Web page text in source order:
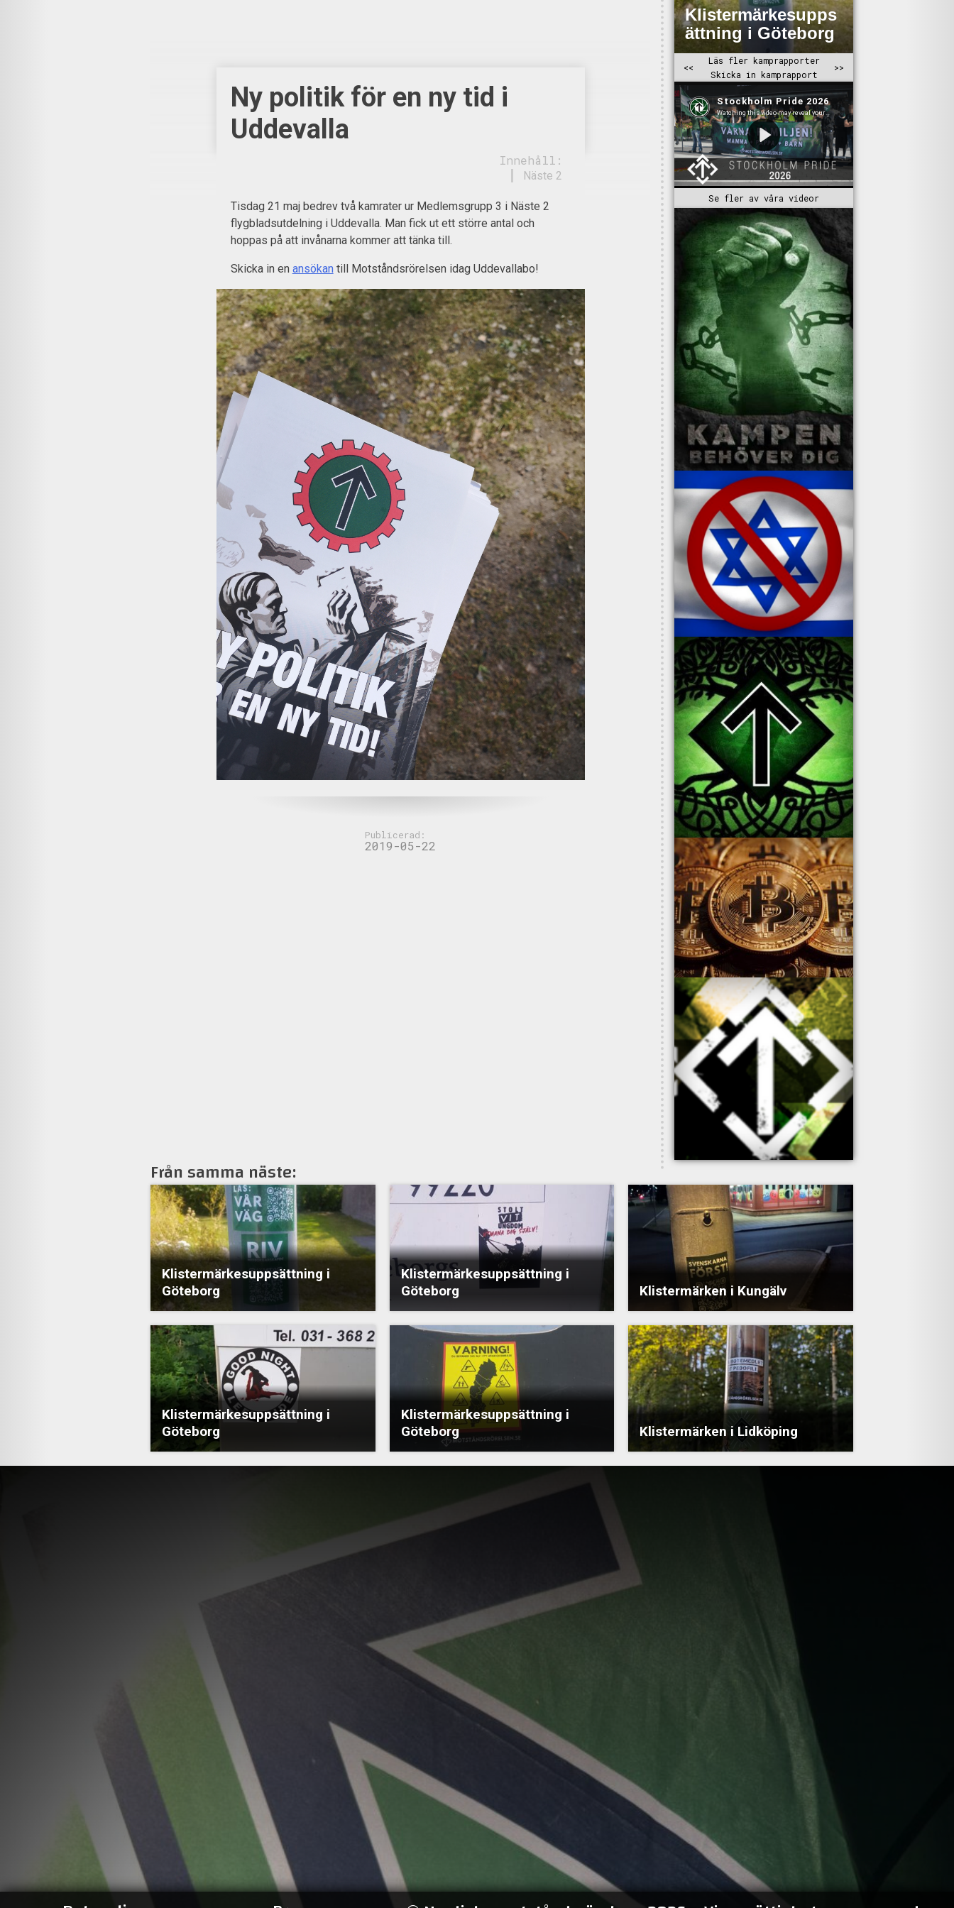
Ny politik för en ny tid i
Uddevalla
Innehåll:
Näste 2
Tisdag 21 maj bedrev två kamrater ur Medlemsgrupp 3 i Näste 2
flygbladsutdelning i Uddevalla. Man fick ut ett större antal och
hoppas på att invånarna kommer att tänka till.
Skicka in en ansökan till Motståndsrörelsen idag Uddevallabo!
Publicerad:
2019-05-22
Se fler av våra videor
Från samma näste:
Klistermärkesuppsättning i
Göteborg
Klistermärkesuppsättning i
Göteborg
Klistermärken i Kungälv
Klistermärkesuppsättning i
Göteborg
Klistermärkesuppsättning i
Göteborg
Klistermärken i Lidköping